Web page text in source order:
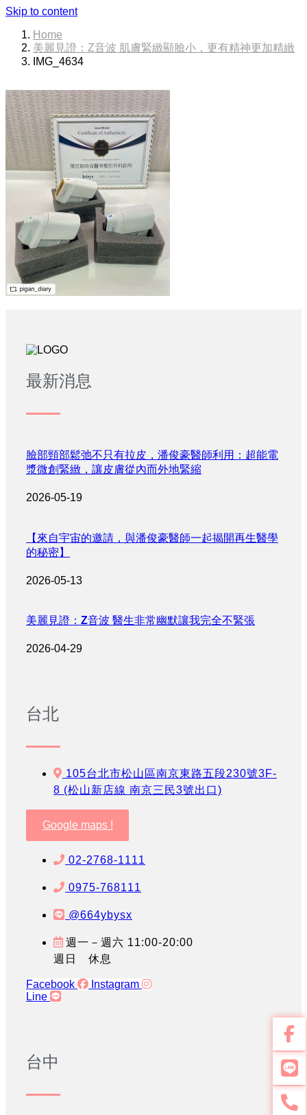
Skip to content
Home
美麗見證：Z音波 肌膚緊緻顯臉小，更有精神更加精緻
IMG_4634
最新消息
臉部頸部鬆弛不只有拉皮，潘俊豪醫師利用：超能電
漿微創緊緻，讓皮膚從內而外地緊縮
2026-05-19
【來自宇宙的邀請，與潘俊豪醫師一起揭開再生醫學
的秘密】
2026-05-13
美麗見證：Z音波 醫生非常幽默讓我完全不緊張
2026-04-29
台北
105台北市松山區南京東路五段230號3F-
8 (松山新店線 南京三民3號出口)
Google maps !
02-2768-1111
0975-768111
@664ybysx
週一－週六 11:00-20:00
週日 休息
Facebook
Instagram
Line
台中